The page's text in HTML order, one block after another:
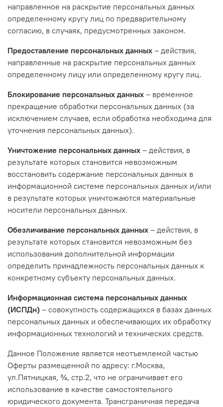
направленное на раскрытие персональных данных
определенному кругу лиц по предварительному
согласию, в случаях, предусмотренных законом.
Предоставление персональных данных – действия,
направленные на раскрытие персональных данных
определенному лицу или определенному кругу лиц.
Блокирование персональных данных – временное
прекращение обработки персональных данных (за
исключением случаев, если обработка необходима для
уточнения персональных данных).
Уничтожение персональных данных – действия, в
результате которых становится невозможным
восстановить содержание персональных данных в
информационной системе персональных данных и/или
в результате которых уничтожаются материальные
носители персональных данных.
Обезличивание персональных данных – действия, в
результате которых становится невозможным без
использования дополнительной информации
определить принадлежность персональных данных к
конкретному субъекту персональных данных.
Информационная система персональных данных
(ИСПДн) – совокупность содержащихся в базах данных
персональных данных и обеспечивающих их обработку
информационных технологий и технических средств.
Данное Положение является неотъемлемой частью
Оферты размещенной по адресу: г.Москва,
ул.Пятницкая, ¾, стр.2, что не ограничивает его
использование в качестве самостоятельного
юридического документа. Трансграничная передача